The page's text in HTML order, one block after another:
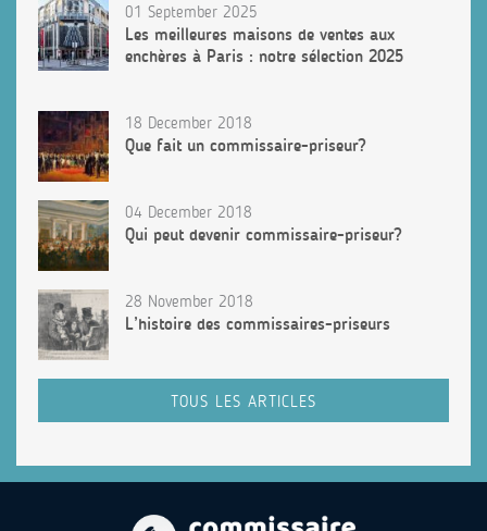
01 September 2025
Les meilleures maisons de ventes aux
enchères à Paris : notre sélection 2025
18 December 2018
Que fait un commissaire-priseur?
04 December 2018
Qui peut devenir commissaire-priseur?
28 November 2018
L’histoire des commissaires-priseurs
TOUS LES ARTICLES